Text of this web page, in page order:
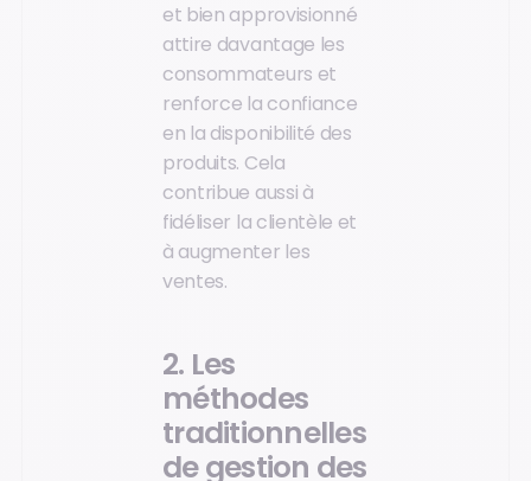
et bien approvisionné
attire davantage les
consommateurs et
renforce la confiance
en la disponibilité des
produits. Cela
contribue aussi à
fidéliser la clientèle et
à augmenter les
ventes.
2. Les
méthodes
traditionnelles
de gestion des